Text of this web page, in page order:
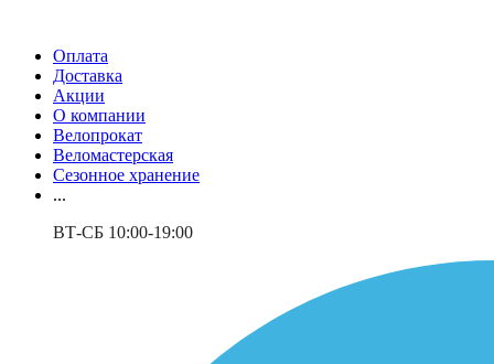
Оплата
Доставка
Акции
О компании
Велопрокат
Веломастерская
Сезонное хранение
...
ВТ-СБ 10:00-19:00